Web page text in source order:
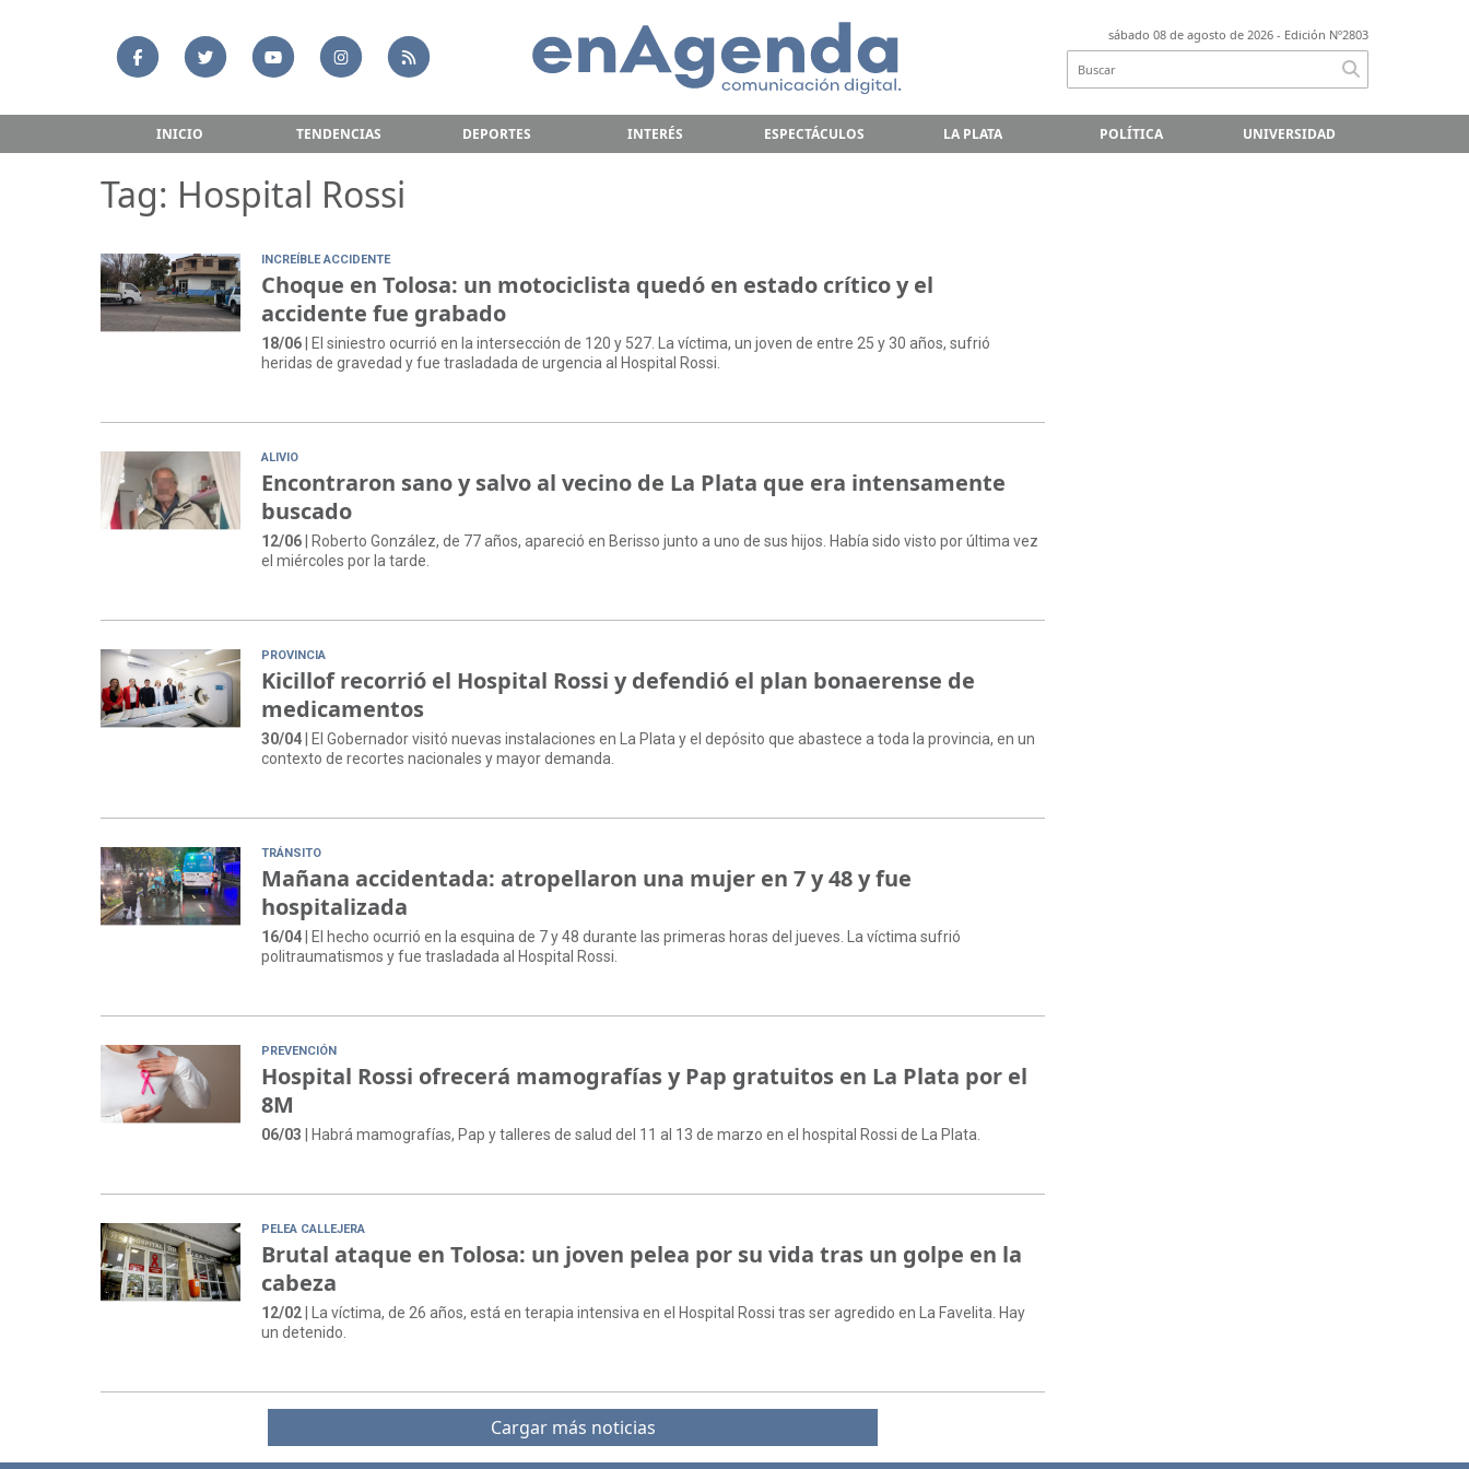
sábado 08 de agosto de 2026 - Edición Nº2803
INICIO TENDENCIAS DEPORTES INTERÉS ESPECTÁCULOS LA PLATA POLÍTICA UNIVERSIDAD
Tag: Hospital Rossi
INCREÍBLE ACCIDENTE
Choque en Tolosa: un motociclista quedó en estado crítico y el
accidente fue grabado
18/06 | El siniestro ocurrió en la intersección de 120 y 527. La víctima, un joven de entre 25 y 30 años, sufrió
heridas de gravedad y fue trasladada de urgencia al Hospital Rossi.
ALIVIO
Encontraron sano y salvo al vecino de La Plata que era intensamente
buscado
12/06 | Roberto González, de 77 años, apareció en Berisso junto a uno de sus hijos. Había sido visto por última vez
el miércoles por la tarde.
PROVINCIA
Kicillof recorrió el Hospital Rossi y defendió el plan bonaerense de
medicamentos
30/04 | El Gobernador visitó nuevas instalaciones en La Plata y el depósito que abastece a toda la provincia, en un
contexto de recortes nacionales y mayor demanda.
TRÁNSITO
Mañana accidentada: atropellaron una mujer en 7 y 48 y fue
hospitalizada
16/04 | El hecho ocurrió en la esquina de 7 y 48 durante las primeras horas del jueves. La víctima sufrió
politraumatismos y fue trasladada al Hospital Rossi.
PREVENCIÓN
Hospital Rossi ofrecerá mamografías y Pap gratuitos en La Plata por el
8M
06/03 | Habrá mamografías, Pap y talleres de salud del 11 al 13 de marzo en el hospital Rossi de La Plata.
PELEA CALLEJERA
Brutal ataque en Tolosa: un joven pelea por su vida tras un golpe en la
cabeza
12/02 | La víctima, de 26 años, está en terapia intensiva en el Hospital Rossi tras ser agredido en La Favelita. Hay
un detenido.
Cargar más noticias